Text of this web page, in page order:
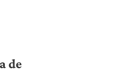
de